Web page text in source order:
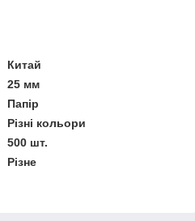
Китай
25 мм
Папір
Різні кольори
500 шт.
Різне